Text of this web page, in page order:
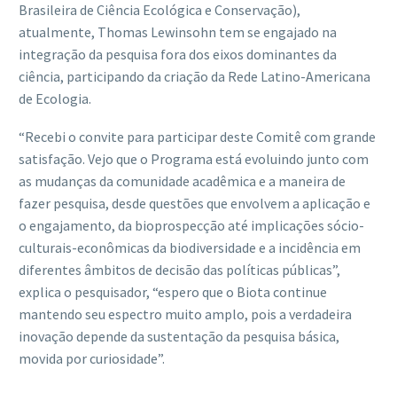
Brasileira de Ciência Ecológica e Conservação),
atualmente, Thomas Lewinsohn tem se engajado na
integração da pesquisa fora dos eixos dominantes da
ciência, participando da criação da Rede Latino-Americana
de Ecologia.
“Recebi o convite para participar deste Comitê com grande
satisfação. Vejo que o Programa está evoluindo junto com
as mudanças da comunidade acadêmica e a maneira de
fazer pesquisa, desde questões que envolvem a aplicação e
o engajamento, da bioprospecção até implicações sócio-
culturais-econômicas da biodiversidade e a incidência em
diferentes âmbitos de decisão das políticas públicas”,
explica o pesquisador, “espero que o Biota continue
mantendo seu espectro muito amplo, pois a verdadeira
inovação depende da sustentação da pesquisa básica,
movida por curiosidade”.